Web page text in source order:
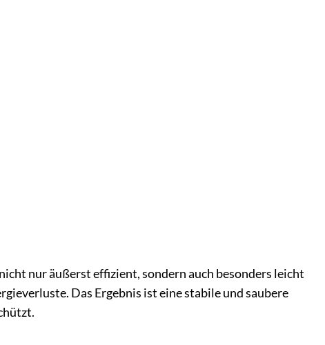
nur äußerst effizient, sondern auch besonders leicht
Das Ergebnis ist eine stabile und saubere